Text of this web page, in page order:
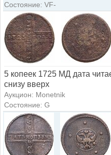
Состояние: VF-
5 копеек 1725 МД дата
снизу вверх
Аукцион: Monetnik
Состояние: G